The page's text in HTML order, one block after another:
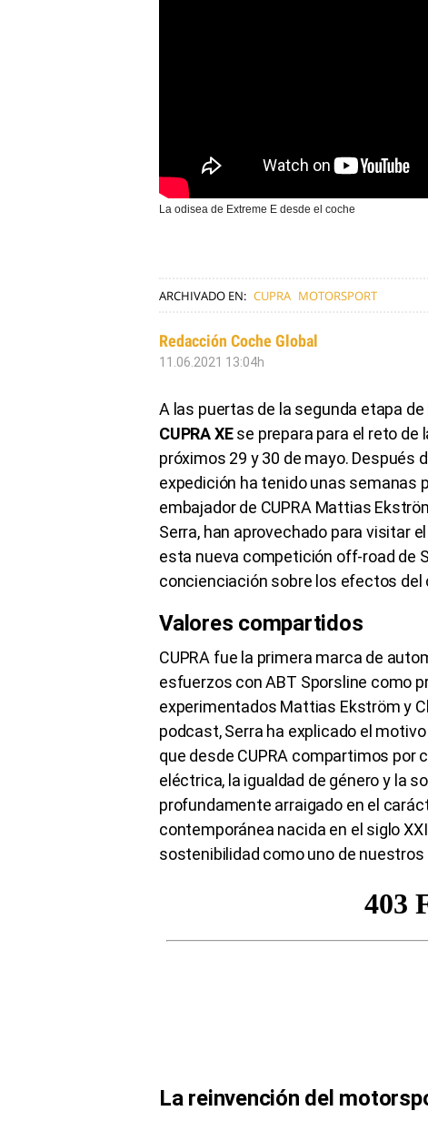
La odisea de Extreme E desde el coche
ARCHIVADO EN: CUPRA MOTORSPORT
Redacción Coche Global
11.06.2021 13:04h
A las puertas de la segunda etapa de
CUPRA XEse prepara para el reto de
próximos 29 y 30 de mayo. Después
expedición ha tenido unas semanas
embajador de CUPRA Mattias
Serra, han aprovechado para visitar el
esta nueva competición off-road de
concienciación sobre los efectos del
Valores compartidos
CUPRA fue la primera marca de
esfuerzos con ABT Sporsline como
experimentados Mattias Ekström y
podcast, Serra ha explicado el
que desde CUPRA compartimos por
eléctrica, la igualdad de género y la
profundamente arraigado en el
contemporánea nacida en el siglo
sostenibilidad como uno de
La reinvención del